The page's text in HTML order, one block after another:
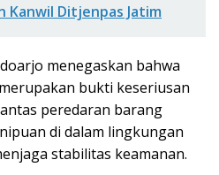
Kanwil Ditjenpas Jatim
menegaskan bahwa
bukti keseriusan
peredaran barang
di dalam lingkungan
stabilitas keamanan.